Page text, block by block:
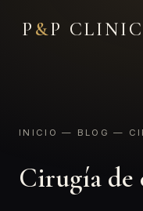
P &P CLINIC
INICIO — BLOG —
Cirugía de